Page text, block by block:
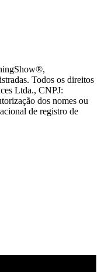
Todos os direitos
Ltda., CNPJ:
dos nomes ou
de registro de